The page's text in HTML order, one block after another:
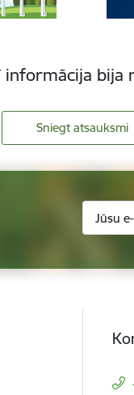
informācija bija
Sniegt atsauksmi